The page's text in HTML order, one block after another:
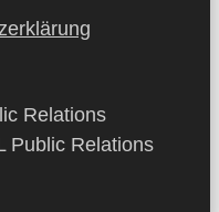
Relations
Public Relations